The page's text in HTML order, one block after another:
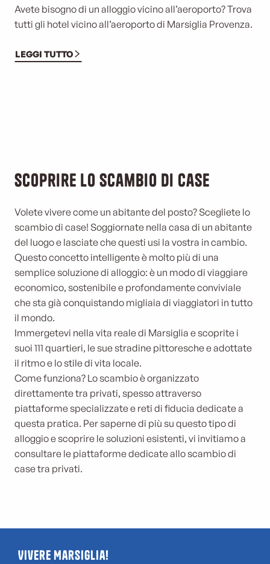
Avete bisogno di un alloggio vicino all’aeroporto? Trova
tutti gli hotel vicino all’aeroporto di Marsiglia Provenza.
LEGGI TUTTO
Scoprire lo scambio di case
Volete vivere come un abitante del posto? Scegliete lo
scambio di case! Soggiornate nella casa di un abitante
del luogo e lasciate che questi usi la vostra in cambio.
Questo concetto intelligente è molto più di una
semplice soluzione di alloggio: è un modo di viaggiare
economico, sostenibile e profondamente conviviale
che sta già conquistando migliaia di viaggiatori in tutto
il mondo.
Immergetevi nella vita reale di Marsiglia e scoprite i
suoi 111 quartieri, le sue stradine pittoresche e adottate
il ritmo e lo stile di vita locale.
Come funziona? Lo scambio è organizzato
direttamente tra privati, spesso attraverso
piattaforme specializzate e reti di fiducia dedicate a
questa pratica. Per saperne di più su questo tipo di
alloggio e scoprire le soluzioni esistenti, vi invitiamo a
consultare le piattaforme dedicate allo scambio di
case tra privati.
Vivere Marsiglia!